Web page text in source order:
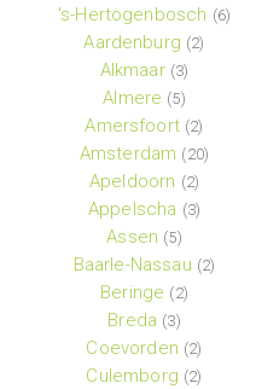
's-Hertogenbosch (6)
Aardenburg (2)
Alkmaar (3)
Almere (5)
Amersfoort (2)
Amsterdam (20)
Apeldoorn (2)
Appelscha (3)
Assen (5)
Baarle-Nassau (2)
Beringe (2)
Breda (3)
Coevorden (2)
Culemborg (2)